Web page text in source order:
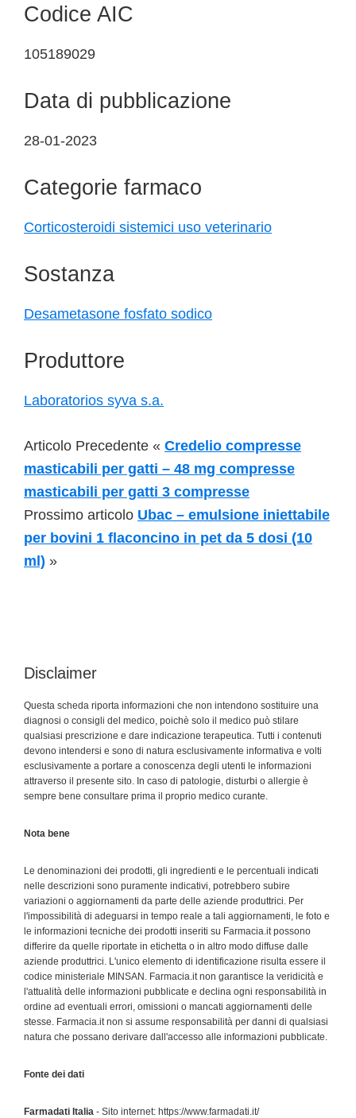
Codice AIC
105189029
Data di pubblicazione
28-01-2023
Categorie farmaco
Corticosteroidi sistemici uso veterinario
Sostanza
Desametasone fosfato sodico
Produttore
Laboratorios syva s.a.
Articolo Precedente « Credelio compresse
masticabili per gatti – 48 mg compresse
masticabili per gatti 3 compresse
Prossimo articolo Ubac – emulsione iniettabile
per bovini 1 flaconcino in pet da 5 dosi (10
ml) »
Disclaimer
Questa scheda riporta informazioni che non intendono sostituire una
diagnosi o consigli del medico, poichè solo il medico può stilare
qualsiasi prescrizione e dare indicazione terapeutica. Tutti i contenuti
devono intendersi e sono di natura esclusivamente informativa e volti
esclusivamente a portare a conoscenza degli utenti le informazioni
attraverso il presente sito. In caso di patologie, disturbi o allergie è
sempre bene consultare prima il proprio medico curante.
Nota bene
Le denominazioni dei prodotti, gli ingredienti e le percentuali indicati
nelle descrizioni sono puramente indicativi, potrebbero subire
variazioni o aggiornamenti da parte delle aziende produttrici. Per
l'impossibilità di adeguarsi in tempo reale a tali aggiornamenti, le foto e
le informazioni tecniche dei prodotti inseriti su Farmacia.it possono
differire da quelle riportate in etichetta o in altro modo diffuse dalle
aziende produttrici. L'unico elemento di identificazione risulta essere il
codice ministeriale MINSAN. Farmacia.it non garantisce la veridicità e
l'attualità delle informazioni pubblicate e declina ogni responsabilità in
ordine ad eventuali errori, omissioni o mancati aggiornamenti delle
stesse. Farmacia.it non si assume responsabilità per danni di qualsiasi
natura che possano derivare dall'accesso alle informazioni pubblicate.
Fonte dei dati
Farmadati Italia - Sito internet: https://www.farmadati.it/